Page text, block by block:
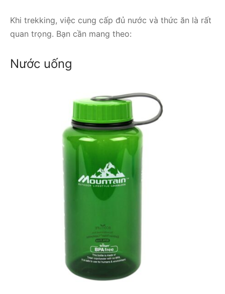
Khi trekking, việc cung cấp đủ nước và thức ăn là rất
quan trọng. Bạn cần mang theo:
Nước uống